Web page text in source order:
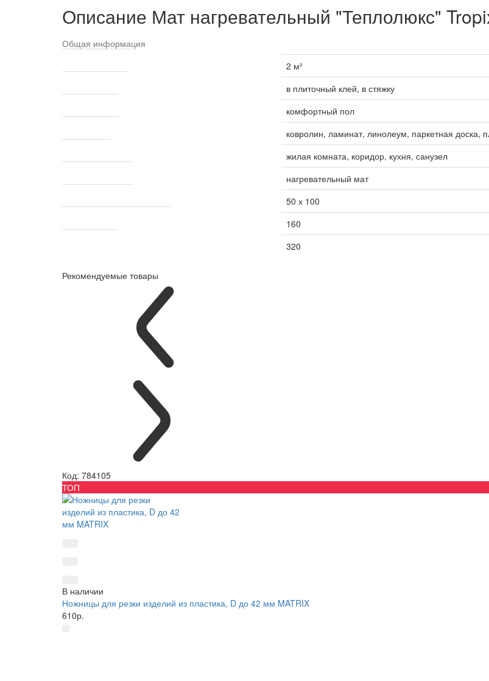
Описание Мат нагревательный "Теплолюкс"
Общая информация
2 м²
в плиточный клей, в стяжку
комфортный пол
ковролин, ламинат, линолеум, паркетная доска,
жилая комната, коридор, кухня, санузел
нагревательный мат
50 х 100
160
320
Рекомендуемые товары
Код: 784105
ТОП
В наличии
Ножницы для резки изделий из пластика, D до 42 мм MATRIX
610р.